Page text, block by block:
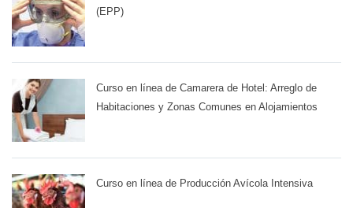
(EPP)
Curso en línea de Camarera de Hotel: Arreglo de
Habitaciones y Zonas Comunes en Alojamientos
Curso en línea de Producción Avícola Intensiva